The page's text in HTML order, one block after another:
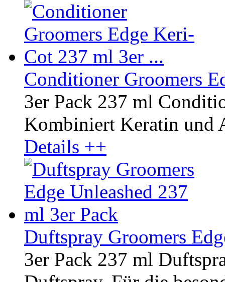
Conditioner Groomers
3er Pack 237 ml
Kombiniert Keratin und
Details ++
Duftspray Groomers
3er Pack 237 ml